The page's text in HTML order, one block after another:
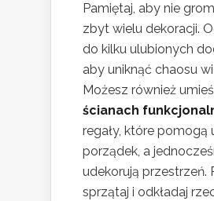
Pamiętaj, aby nie
zbyt wielu dekoracji.
do kilku ulubionych
aby uniknąć chaosu
Możesz również
ścianach
regały, które pomogą
porządek, a
udekorują przestrzeń.
sprzątaj i odkładaj